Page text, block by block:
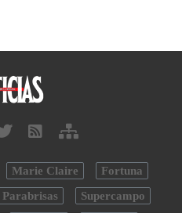
Marie Claire
Fortuna
Parabrisas
Supercampo